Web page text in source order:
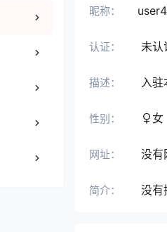
昵称：
认证： 未认
描述： 入驻
性别： 女
网址： 没有
简介： 没有